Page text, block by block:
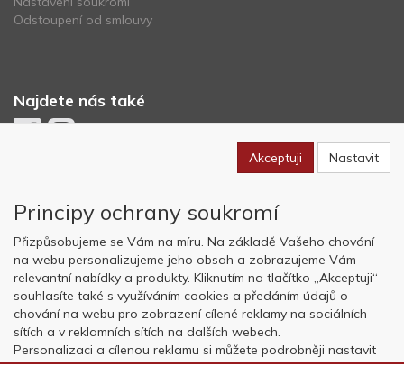
Odstoupení od smlouvy
Najdete nás také
Copyright © OK AVIATION Base, s.r.o. 2022, powered byABRA E-
shop
Akceptuji Nastavit
Principy ochrany soukromí
Přizpůsobujeme se Vám na míru. Na základě Vašeho chování
na webu personalizujeme jeho obsah a zobrazujeme Vám
relevantní nabídky a produkty. Kliknutím na tlačítko „Akceptuji“
souhlasíte také s využíváním cookies a předáním údajů o
chování na webu pro zobrazení cílené reklamy na sociálních
sítích a v reklamních sítích na dalších webech.
Personalizaci a cílenou reklamu si můžete podrobněji nastavit
nebo kdykoli vypnout po kliknutí na tlačítko „Nastavit“.